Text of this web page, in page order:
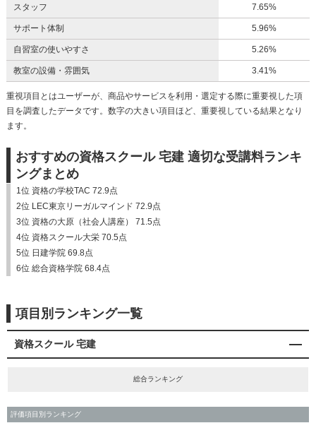
スタッフ 7.65%
サポート体制 5.96%
自習室の使いやすさ 5.26%
教室の設備・雰囲気 3.41%
重視項目とはユーザーが、商品やサービスを利用・選定する際に重要視した項
目を調査したデータです。数字の大きい項目ほど、重要視している結果となり
ます。
おすすめの資格スクール 宅建 適切な受講料ランキ
ングまとめ
1位 資格の学校TAC 72.9点
2位 LEC東京リーガルマインド 72.9点
3位 資格の大原（社会人講座） 71.5点
4位 資格スクール大栄 70.5点
5位 日建学院 69.8点
6位 総合資格学院 68.4点
項目別ランキング一覧
資格スクール 宅建
総合ランキング
評価項目別ランキング